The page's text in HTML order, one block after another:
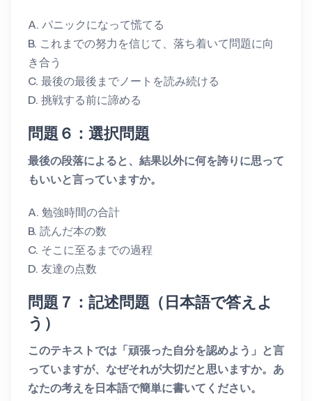
A. パニックになって慌てる
B. これまでの努力を信じて、落ち着いて問題に向
き合う
C. 最後の最後までノートを読み続ける
D. 挑戦する前に諦める
問題６：選択問題
最後の段落によると、結果以外に何を誇りに思って
もいいと言っていますか。
A. 勉強時間の合計
B. 読んだ本の数
C. そこに至るまでの過程
D. 友達の点数
問題７：記述問題（日本語で答えよ
う）
このテキストでは「頑張った自分を認めよう」と言
っていますが、なぜそれが大切だと思いますか。あ
なたの考えを日本語で簡単に書いてください。